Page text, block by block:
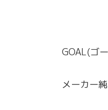
GOAL(ゴ
メーカー